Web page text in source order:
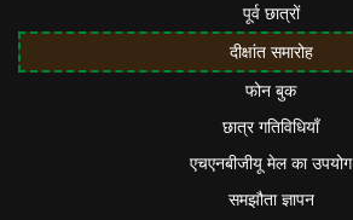
पूर्व छात्रों
दीक्षांत समारोह
फोन बुक
छात्र गतिविधियाँ
एचएनबीजीयू मेल का उपयोग
समझौता ज्ञापन